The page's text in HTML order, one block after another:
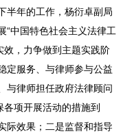
半年的工作，杨衍卓副局
“中国特色社会主义法律工
效，力争做到主题实践阶
定服务、与律师参与公益
与律师担任政府法律顾问
各项开展活动的措施到
际效果；二是监督和指导